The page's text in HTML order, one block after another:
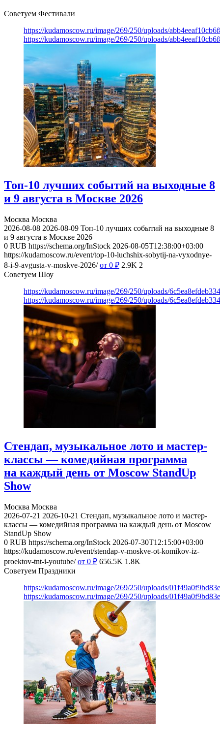
Советуем Фестивали
https://kudamoscow.ru/image/269/250/uploads/
https://kudamoscow.ru/image/269/250/uploads/
Топ-10 лучших событий на выходные 8
и 9 августа в Москве 2026
Москва Москва
2026-08-08 2026-08-09 Топ-10 лучших событий на выходные 8
и 9 августа в Москве 2026
0 RUB https://schema.org/InStock 2026-08-05T12:38:00+03:00
https://kudamoscow.ru/event/top-10-luchshix-sobytij-na-vyxodnye-
8-i-9-avgusta-v-moskve-2026/ от 0 ₽ 2.9K 2
Советуем Шоу
https://kudamoscow.ru/image/269/250/uploads/
https://kudamoscow.ru/image/269/250/uploads/
Стендап, музыкальное лото и мастер-
классы — комедийная программа
на каждый день от Moscow StandUp
Show
Москва Москва
2026-07-21 2026-10-21 Стендап, музыкальное лото и мастер-
классы — комедийная программа на каждый день от Moscow
StandUp Show
0 RUB https://schema.org/InStock 2026-07-30T12:15:00+03:00
https://kudamoscow.ru/event/stendap-v-moskve-ot-komikov-iz-
proektov-tnt-i-youtube/ от 0 ₽ 656.5K 1.8K
Советуем Праздники
https://kudamoscow.ru/image/269/250/uploads/
https://kudamoscow.ru/image/269/250/uploads/